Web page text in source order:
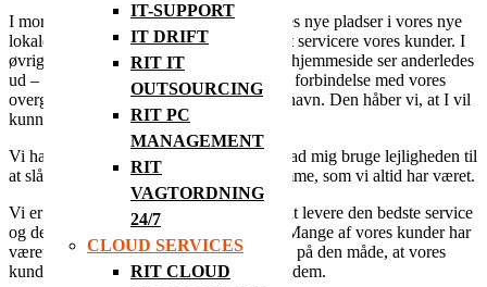
IT-SUPPORT
IT DRIFT
RIT IT
OUTSOURCING
RIT PC
MANAGEMENT
RIT
VAGTORDNING
24/7
CLOUD SERVICES
RIT CLOUD
I morges klokken 7.45 sad vi klar på vores nye pladser i vores nye
lokaler, og siden da har vi arbejdet med at servicere vores kunder. I
øvrigt har du nok lagt mærke til, at vores hjemmeside ser anderledes
ud – den er nemlig også blevet lavet om i forbindelse med vores
overgang til nye lokaler, nyt logo og nyt navn. Den håber vi, at I vil
kunne lide.
Vi har jo talt om en transformation, men lad mig bruge lejligheden til
at slå fast, at vi i bund og grund er de samme, som vi altid har været.
Vi er IT-eksperter, der altid stræber efter at levere den bedste service
og de bedste resultater for vores kunder. Mange af vores kunder har
været hos os i over et årti, og det tolker vi på den måde, at vores
kunder er glade for os – ligesom vi er for dem.